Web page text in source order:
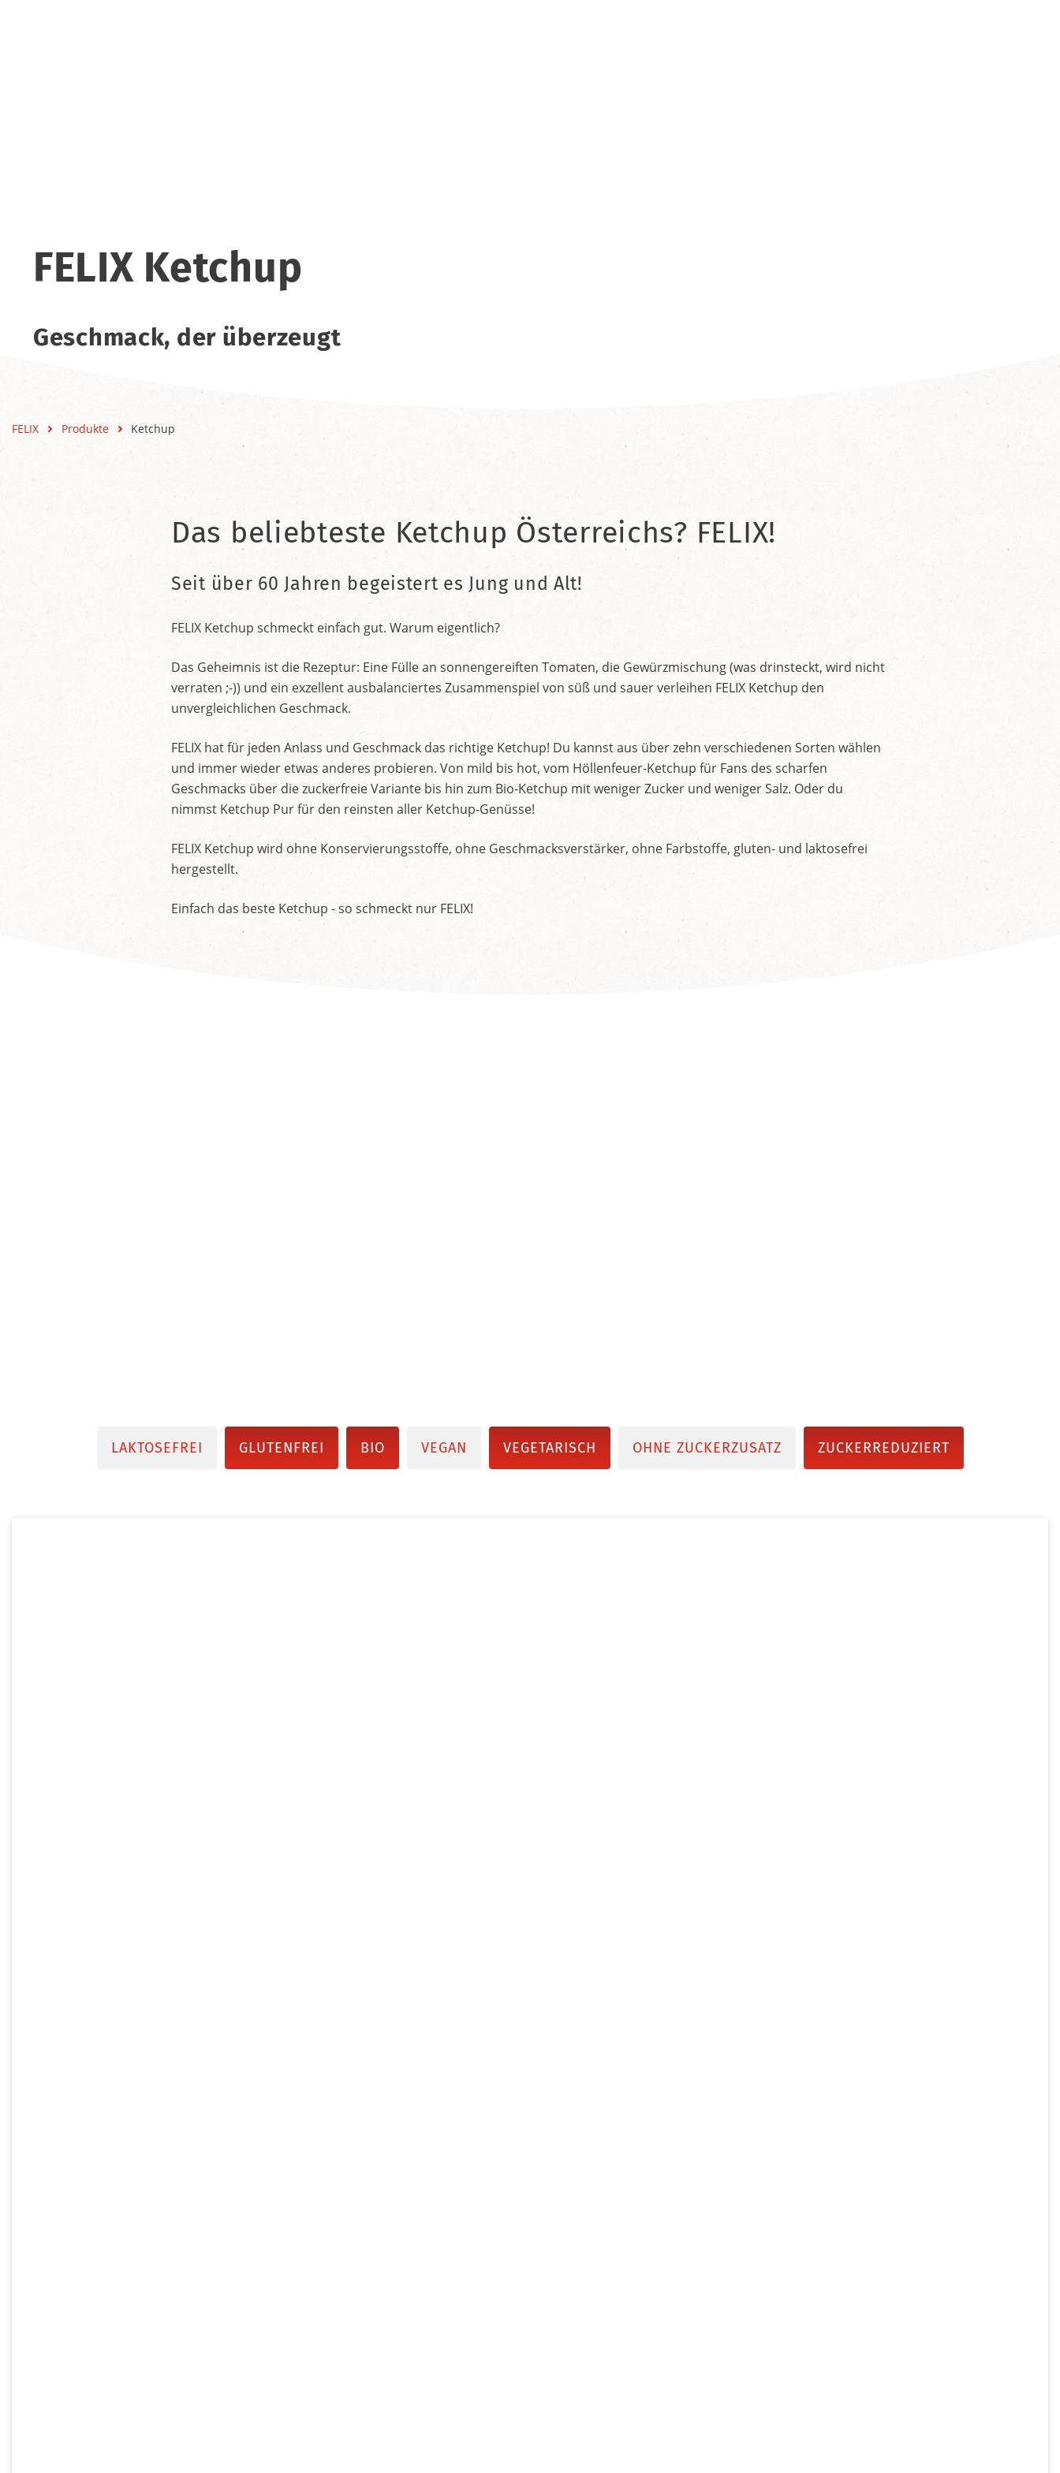
FELIX Ketchup
Geschmack, der überzeugt
FELIX Produkte Ketchup
Das beliebteste Ketchup Österreichs? FELIX!
Seit über 60 Jahren begeistert es Jung und Alt!
FELIX Ketchup schmeckt einfach gut. Warum eigentlich?
Das Geheimnis ist die Rezeptur: Eine Fülle an sonnengereiften Tomaten, die Gewürzmischung (was drinsteckt, wird nicht
verraten ;-)) und ein exzellent ausbalanciertes Zusammenspiel von süß und sauer verleihen FELIX Ketchup den
unvergleichlichen Geschmack.
FELIX hat für jeden Anlass und Geschmack das richtige Ketchup! Du kannst aus über zehn verschiedenen Sorten wählen
und immer wieder etwas anderes probieren. Von mild bis hot, vom Höllenfeuer-Ketchup für Fans des scharfen
Geschmacks über die zuckerfreie Variante bis hin zum Bio-Ketchup mit weniger Zucker und weniger Salz. Oder du
nimmst Ketchup Pur für den reinsten aller Ketchup-Genüsse!
FELIX Ketchup wird ohne Konservierungsstoffe, ohne Geschmacksverstärker, ohne Farbstoffe, gluten- und laktosefrei
hergestellt.
Einfach das beste Ketchup - so schmeckt nur FELIX!
LAKTOSEFREI GLUTENFREI BIO VEGAN VEGETARISCH OHNE ZUCKERZUSATZ ZUCKERREDUZIERT